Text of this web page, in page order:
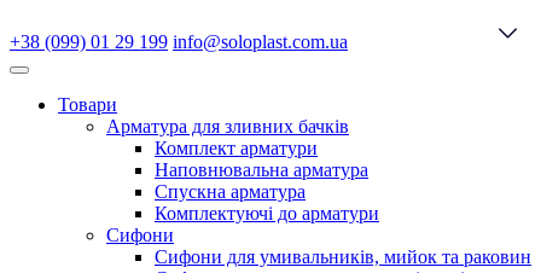
+38 (099) 01 29 199 info@soloplast.com.ua
Товари
Арматура для зливних бачків
Комплект арматури
Наповнювальна арматура
Спускна арматура
Комплектуючі до арматури
Сифони
Сифони для умивальників, мийок та раковин